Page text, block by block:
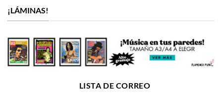
¡LÁMINAS!
LISTA DE CORREO